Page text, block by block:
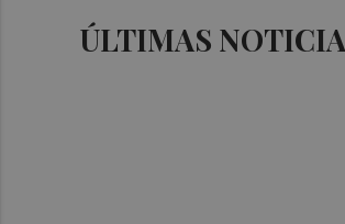
ÚLTIMAS